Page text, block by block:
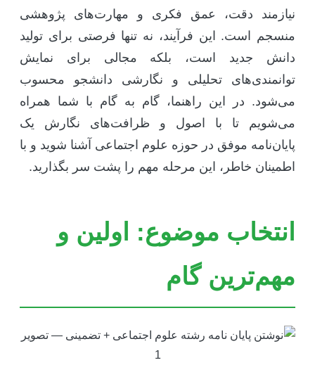
دقت، عمق فکری و مهارت‌های پژوهشی
است. این فرآیند، نه تنها فرصتی برای تولید
جدید است، بلکه مجالی برای نمایش
تحلیلی و نگارشی دانشجو محسوب
در این راهنما، گام به گام با شما همراه
تا با اصول و ظرافت‌های نگارش یک
موفق در حوزه علوم اجتماعی آشنا شوید و با
خاطر، این مرحله مهم را پشت سر بگذارید.
موضوع: اولین و
گام